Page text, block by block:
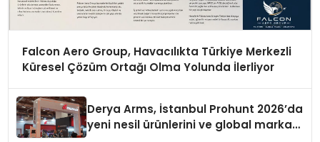
Falcon Aero Group, Havacılıkta Türkiye Merkezli
Küresel Çözüm Ortağı Olma Yolunda İlerliyor
Derya Arms, İstanbul Prohunt 2026’da
yeni nesil ürünlerini ve global marka